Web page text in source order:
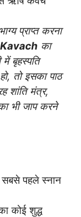
प्राप्त करना
का
बृहस्पति
तो इसका पाठ
शांति मंत्र,
भी जाप करने
पहले स्नान
कोई शुद्ध